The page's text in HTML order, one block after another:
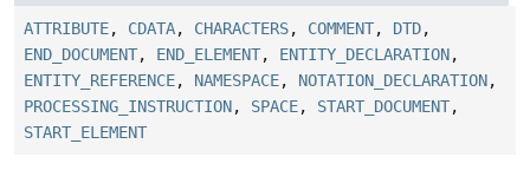
ATTRIBUTE, CDATA, CHARACTERS, COMMENT, DTD,
END_DOCUMENT, END_ELEMENT, ENTITY_DECLARATION,
ENTITY_REFERENCE, NAMESPACE, NOTATION_DECLARATION,
PROCESSING_INSTRUCTION, SPACE, START_DOCUMENT,
START_ELEMENT